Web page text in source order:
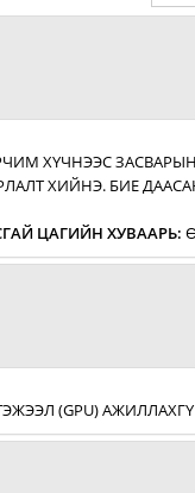
ХҮЧНЭЭС
ХИЙНЭ. БИЕ
ЦАГИЙН ХУВААРЬ:
(GPU)